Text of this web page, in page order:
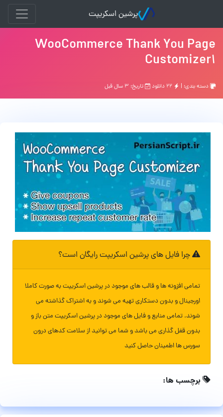
پرشین اسکریپت
WooCommerce Thank You Page
Customizer1
دسته بندی: | تاریخ: ۳ سال قبل
چرا فایل های پرشین اسکریپت رایگان است؟
تمامی افزونه ها و قالب های موجود در پرشین اسکریپت به صورت کاملا
اورجینال و بدون دستکاری تهیه می شوند و به اشتراک گذاشته می
شوند. تمامی منابع و فایل های موجود در پرشین اسکریپت متن باز و
بدون قفل گذاری می باشد و شما می توانید از سلامت کدهای درون
سورس ها اطمینان حاصل کنید
برچسب ها: